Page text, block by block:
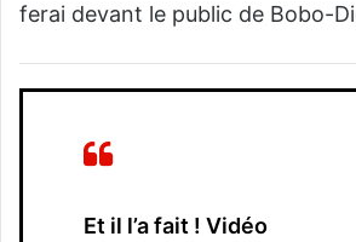
ferai devant le public de Bobo-
Et il l’a fait ! Vidéo